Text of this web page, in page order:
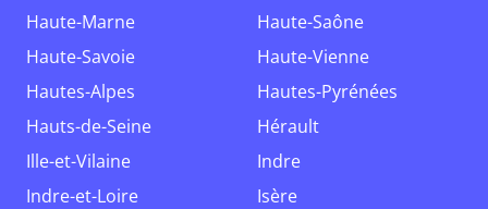
Haute-Marne
Haute-Saône
Haute-Savoie
Haute-Vienne
Hautes-Alpes
Hautes-Pyrénées
Hauts-de-Seine
Hérault
Ille-et-Vilaine
Indre
Indre-et-Loire
Isère